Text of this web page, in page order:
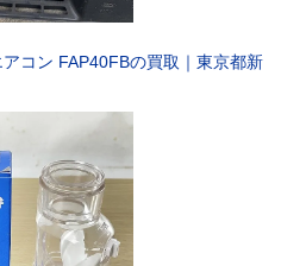
コン FAP40FBの買取｜東京都新